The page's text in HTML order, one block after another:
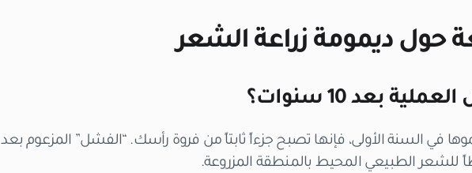
حول ديمومة زراعة الشعر
بعد 10 سنوات؟
في السنة الأولى، فإنها تصبح جزءاً ثابتاً من فروة رأسك. “الفشل” المزعوم بعد
للشعر الطبيعي المحيط بالمنطقة المزروعة.